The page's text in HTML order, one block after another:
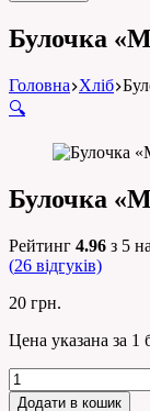
Булочка
Головна Хліб
🔍
Булочка
Рейтинг 4.96 з 5
(26 відгуків)
20 грн.
Цена указана за 1
Булочка
«Малютка»
Додати в кошик